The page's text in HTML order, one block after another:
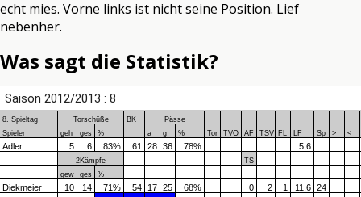
echt mies. Vorne links ist nicht seine Position. Lief
nebenher.
Was sagt die Statistik?